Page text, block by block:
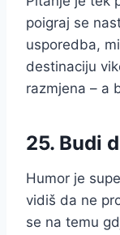
poigraj se
usporedba,
destinaciju
razmjena – a
25. Budi
Humor je
vidiš da ne
se na temu